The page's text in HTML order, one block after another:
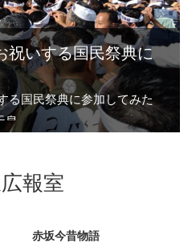
祝いする国民祭典に
る国民祭典に参加してみた
皇…
報室
赤坂今昔物語